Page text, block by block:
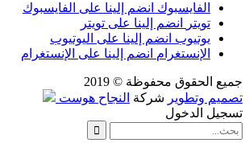
الفايسبوك انضم إلينا على الفايسبوك
تويتر
انضم إلينا على تويتر
يوتيوب انضم إلينا على اليوتيوب
الإنستغرام انضم إلينا على الإنستغرام
جميع الحقوق محفوظة © 2019
تصميم وتطوير شركة النجاح هوست
تسجيل الدخول